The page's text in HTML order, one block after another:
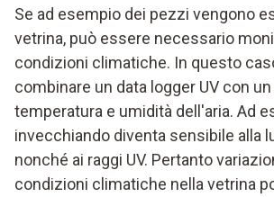
Se ad esempio dei pezzi vengono
vetrina, può essere necessario
condizioni climatiche. In questo
combinare un data logger UV con
temperatura e umidità dell'aria. Ad
invecchiando diventa sensibile alla
nonché ai raggi UV. Pertanto
condizioni climatiche nella vetrina